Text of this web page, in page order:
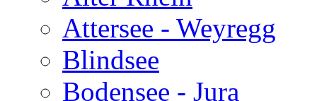
Attersee - Weyregg
Blindsee
Bodensee - Jura